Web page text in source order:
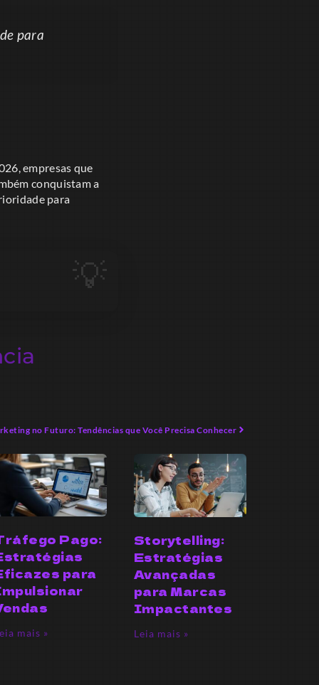
para
empresas que
conquistam a
para
no Futuro: Tendências que Você Precisa Conhecer
Pago:
para
mais »
Storytelling:
Estratégias
Avançadas
para Marcas
Impactantes
Leia mais »